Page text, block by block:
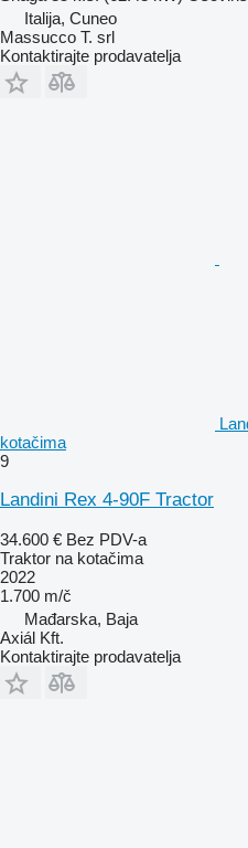
Italija, Cuneo
Massucco T. srl
Kontaktirajte prodavatelja
kotačima
9
Landini Rex 4-90F Tractor
34.600 € Bez PDV-a
Traktor na kotačima
2022
1.700 m/č
Mađarska, Baja
Axiál Kft.
Kontaktirajte prodavatelja